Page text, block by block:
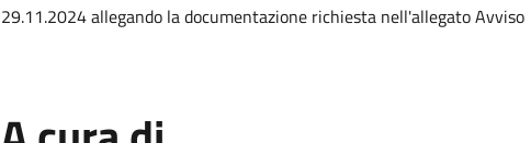
29.11.2024 allegando la documentazione richiesta nell'allegato Avviso